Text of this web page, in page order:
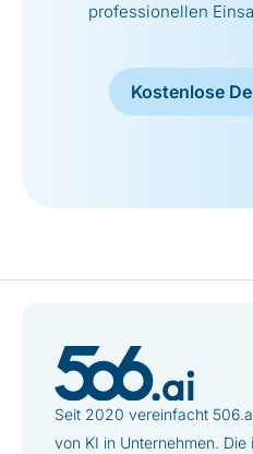
professionellen
Kostenlose
Seit 2020 vereinfacht
von KI in Unternehmen.